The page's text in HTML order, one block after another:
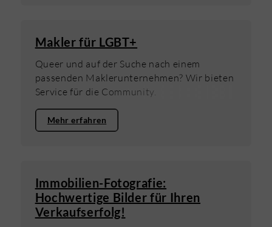
Makler für LGBT+
Queer und auf der Suche nach einem
passenden Maklerunternehmen? Wir bieten
Service für die Community.
Mehr erfahren
Immobilien-Fotografie:
Hochwertige Bilder für Ihren
Verkaufserfolg!